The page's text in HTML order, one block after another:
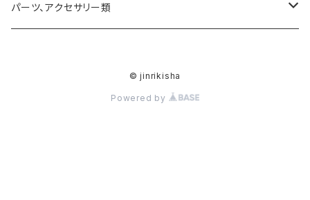
MTB完成車特別価格品
ROADフレーム 特別価格品
サスペンション
パーツ、アクセサリー類
© jinrikisha
Powered by